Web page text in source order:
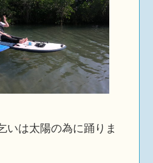
いは太陽の為に踊りま